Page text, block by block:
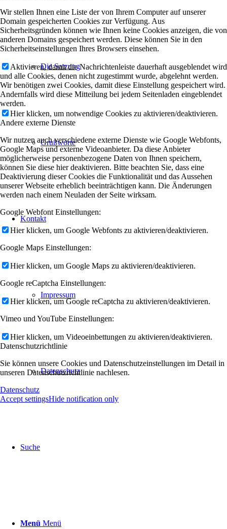
Die Satzung
Grußworte
Kontakt
Impressum
Datenschutz
Suche
Menü Menü
Wir stellen Ihnen eine Liste der von Ihrem Computer auf unserer
Domain gespeicherten Cookies zur Verfügung. Aus
Sicherheitsgründen können wie Ihnen keine Cookies anzeigen, die von
anderen Domains gespeichert werden. Diese können Sie in den
Sicherheitseinstellungen Ihres Browsers einsehen.
Aktivieren, damit die Nachrichtenleiste dauerhaft ausgeblendet wird
und alle Cookies, denen nicht zugestimmt wurde, abgelehnt werden.
Wir benötigen zwei Cookies, damit diese Einstellung gespeichert wird.
Andernfalls wird diese Mitteilung bei jedem Seitenladen eingeblendet
werden.
Hier klicken, um notwendige Cookies zu aktivieren/deaktivieren.
Andere externe Dienste
Wir nutzen auch verschiedene externe Dienste wie Google Webfonts,
Google Maps und externe Videoanbieter. Da diese Anbieter
möglicherweise personenbezogene Daten von Ihnen speichern,
können Sie diese hier deaktivieren. Bitte beachten Sie, dass eine
Deaktivierung dieser Cookies die Funktionalität und das Aussehen
unserer Webseite erheblich beeinträchtigen kann. Die Änderungen
werden nach einem Neuladen der Seite wirksam.
Google Webfont Einstellungen:
Hier klicken, um Google Webfonts zu aktivieren/deaktivieren.
Google Maps Einstellungen:
Hier klicken, um Google Maps zu aktivieren/deaktivieren.
Google reCaptcha Einstellungen:
Hier klicken, um Google reCaptcha zu aktivieren/deaktivieren.
Vimeo und YouTube Einstellungen:
Hier klicken, um Videoeinbettungen zu aktivieren/deaktivieren.
Datenschutzrichtlinie
Sie können unsere Cookies und Datenschutzeinstellungen im Detail in
unseren Datenschutzrichtlinie nachlesen.
Datenschutz
Accept settingsHide notification only